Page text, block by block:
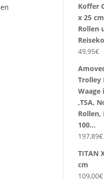
Koffer
x 25
Rollen
49,95€
Trolley
,TSA,
Rollen,
100…
197,89€
TITAN
cm
109,00€